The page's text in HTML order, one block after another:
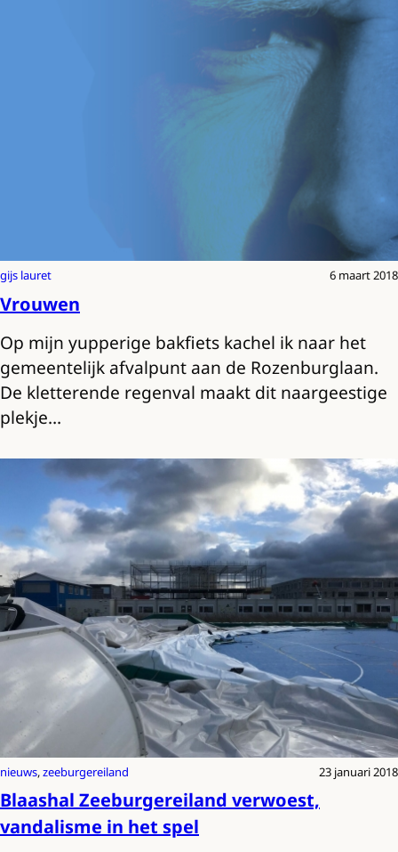
gijs lauret 6 maart 2018
Vrouwen
Op mijn yupperige bakfiets kachel ik naar het
gemeentelijk afvalpunt aan de Rozenburglaan.
De kletterende regenval maakt dit naargeestige
plekje…
nieuws, zeeburgereiland 23 januari 2018
Blaashal Zeeburgereiland verwoest,
vandalisme in het spel